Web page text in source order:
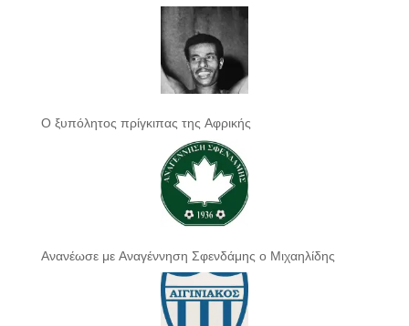
Ο ξυπόλητος πρίγκιπας της Αφρικής
Ανανέωσε με Αναγέννηση Σφενδάμης ο Μιχαηλίδης